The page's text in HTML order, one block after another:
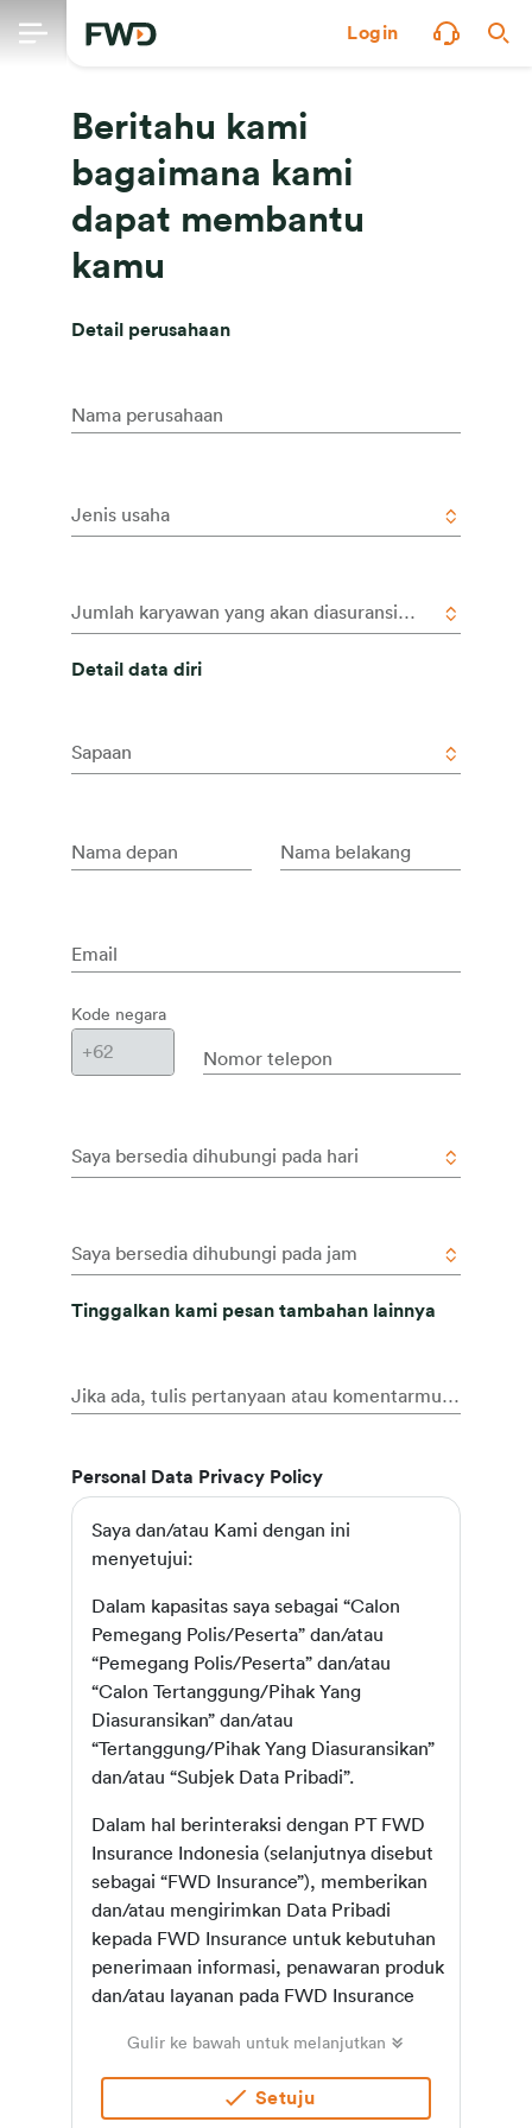
Login
Beritahu kami
bagaimana kami
dapat membantu
kamu
Detail perusahaan
Nama perusahaan
Jenis usaha
Jumlah karyawan yang akan diasuransikan
Detail data diri
Sapaan
Nama depan Nama belakang
Email
Kode negara
Nomor telepon
Saya bersedia dihubungi pada hari
Saya bersedia dihubungi pada jam
Tinggalkan kami pesan tambahan lainnya
Jika ada, tulis pertanyaan atau komentarmu di sini
Personal Data Privacy Policy
Saya dan/atau Kami dengan ini
menyetujui:
Dalam kapasitas saya sebagai “Calon
Pemegang Polis/Peserta” dan/atau
“Pemegang Polis/Peserta” dan/atau
“Calon Tertanggung/Pihak Yang
Diasuransikan” dan/atau
“Tertanggung/Pihak Yang Diasuransikan”
dan/atau “Subjek Data Pribadi”.
Dalam hal berinteraksi dengan PT FWD
Insurance Indonesia (selanjutnya disebut
sebagai “FWD Insurance”), memberikan
dan/atau mengirimkan Data Pribadi
kepada FWD Insurance untuk kebutuhan
penerimaan informasi, penawaran produk
dan/atau layanan pada FWD Insurance
Insurance memerlukan persetujuan secara
eksplisit dari Saya dan/atau Kami untuk
pemerolehan, pengumpulan,
Gulir ke bawah untuk melanjutkan
Setuju